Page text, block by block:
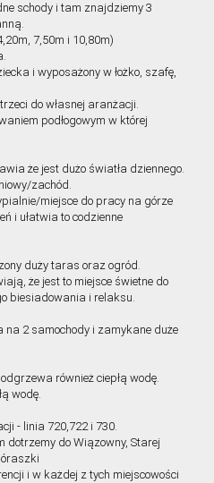
schody i tam znajdziemy 3
7,50m i 10,80m)
i wyposażony w łożko, szafę,
do własnej aranżacji.
podłogowym w której
że jest dużo światła dziennego.
zachód.
miejsce do pracy na górze
i ułatwia to codzienne
duży taras oraz ogród.
że jest to miejsce świetne do
biesiadowania i relaksu.
2 samochody i zamykane duże
również ciepłą wodę.
wodę.
- linia 720,722 i 730.
dotrzemy do Wiązowny, Starej
i w każdej z tych miejscowości